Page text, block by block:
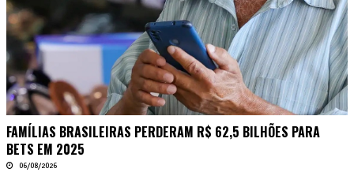
FAMÍLIAS BRASILEIRAS PERDERAM R$ 62,5 BILHÕES PARA
BETS EM 2025
06/08/2026